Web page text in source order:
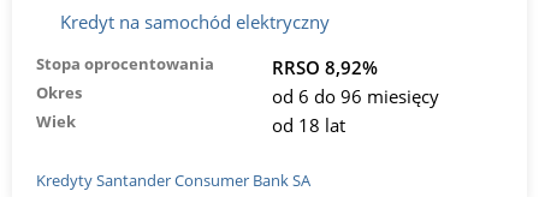
Kredyt na samochód elektryczny
Stopa oprocentowania RRSO 8,92%
Okres od 6 do 96 miesięcy
Wiek od 18 lat
Kredyty Santander Consumer Bank SA